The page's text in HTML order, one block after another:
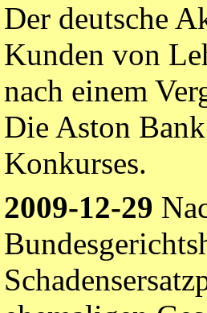
Der deutsche
Kunden von
nach einem
Die Aston
Konkurses.
2009-12-29